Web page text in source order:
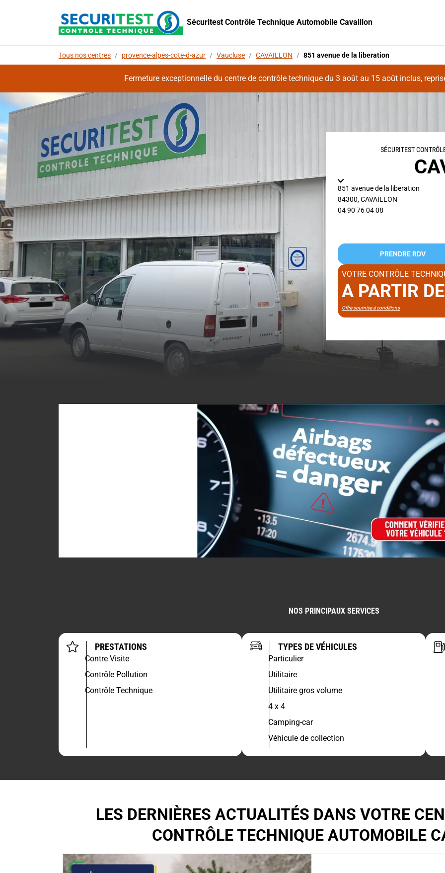
Sécuritest Contrôle Technique Automobile Cavaillon
Tous nos centres / provence-alpes-cote-d-azur / Vaucluse / CAVAILLON / 851 avenue de la liberation
Fermeture exceptionnelle du centre de contrôle technique du 3 août au 15 août inclus,
SÉCURITEST
851 avenue de la liberation
84300,CAVAILLON
04 90 76 04 08
PRENDRE RDV
VOTRE CONTRÔLE
A PARTIR
Offre soumise à conditions
NOS PRINCIPAUX SERVICES
PRESTATIONS
Contre Visite
Contrôle Pollution
Contrôle Technique
TYPES DE VÉHICULES
Particulier
Utilitaire
Utilitaire gros volume
4 x 4
Camping-car
Véhicule de collection
LES DERNIÈRES ACTUALITÉS DANS VOTRE
CONTRÔLE TECHNIQUE AUTOMOBILE